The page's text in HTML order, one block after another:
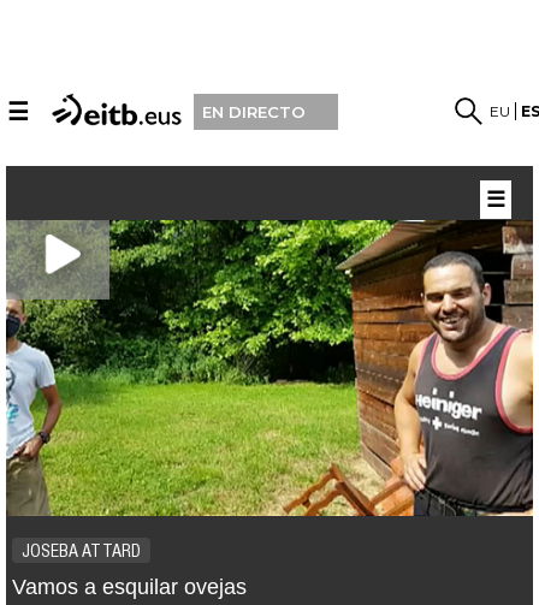
☰ EN DIRECTO EU
JOSEBA ATTARD
Vamos a esquilar ovejas
☰